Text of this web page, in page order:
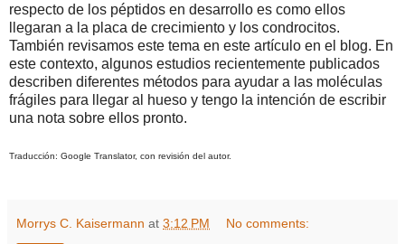
respecto de los péptidos en desarrollo es como ellos
llegaran a la placa de crecimiento y los condrocitos.
También revisamos este tema en este artículo en el blog. En
este contexto, algunos estudios recientemente publicados
describen diferentes métodos para ayudar a las moléculas
frágiles para llegar al hueso y tengo la intención de escribir
una nota sobre ellos pronto.
Traducción: Google Translator, con revisión del autor.
Morrys C. Kaisermann at 3:12 PM No comments: